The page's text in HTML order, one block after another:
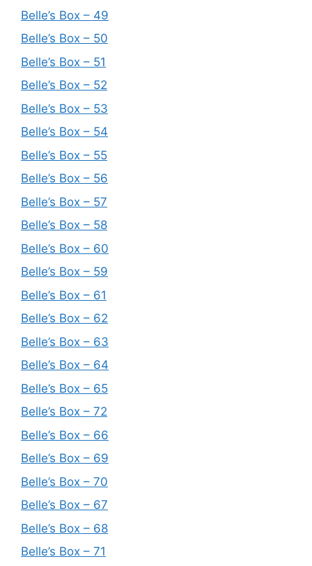
Belle’s Box – 49
Belle’s Box – 50
Belle’s Box – 51
Belle’s Box – 52
Belle’s Box – 53
Belle’s Box – 54
Belle’s Box – 55
Belle’s Box – 56
Belle’s Box – 57
Belle’s Box – 58
Belle’s Box – 60
Belle’s Box – 59
Belle’s Box – 61
Belle’s Box – 62
Belle’s Box – 63
Belle’s Box – 64
Belle’s Box – 65
Belle’s Box – 72
Belle’s Box – 66
Belle’s Box – 69
Belle’s Box – 70
Belle’s Box – 67
Belle’s Box – 68
Belle’s Box – 71